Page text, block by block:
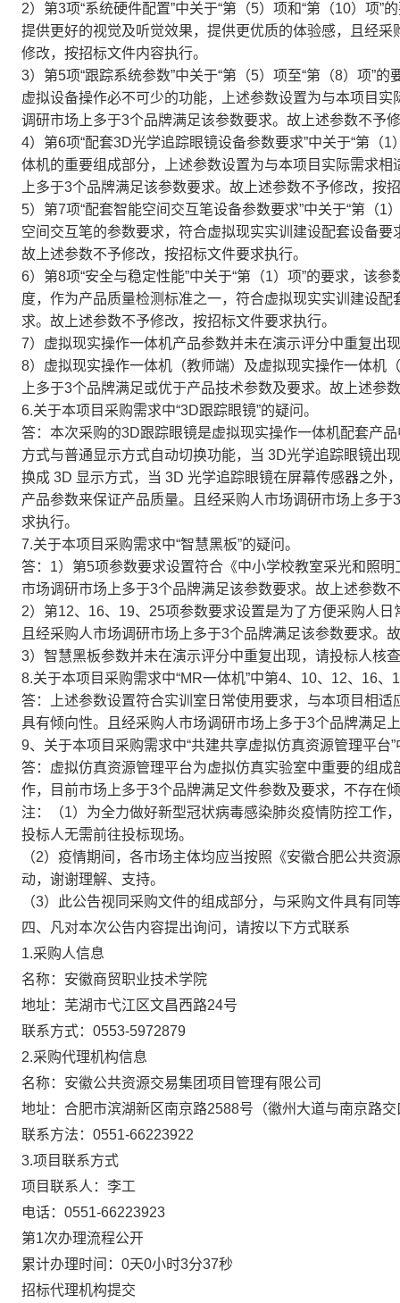
2）第3项“系统硬件配置”中关于“第（5）项和“第（10）项
提供更好的视觉及听觉效果，提供更优质的体验感，且经
修改，按招标文件内容执行。
3）第5项“跟踪系统参数”中关于“第（5）项至“第（8）项”
虚拟设备操作必不可少的功能，上述参数设置为与本项目
调研市场上多于3个品牌满足该参数要求。故上述参数不予
4）第6项“配套3D光学追踪眼镜设备参数要求”中关于“第（
体机的重要组成部分，上述参数设置为与本项目实际需求
上多于3个品牌满足该参数要求。故上述参数不予修改，按
5）第7项“配套智能空间交互笔设备参数要求”中关于“第（
空间交互笔的参数要求，符合虚拟现实实训建设配套设备
故上述参数不予修改，按招标文件要求执行。
6）第8项“安全与稳定性能”中关于“第（1）项”的要求，该
度，作为产品质量检测标准之一，符合虚拟现实实训建设
求。故上述参数不予修改，按招标文件要求执行。
7）虚拟现实操作一体机产品参数并未在演示评分中重复出
8）虚拟现实操作一体机（教师端）及虚拟现实操作一体机
上多于3个品牌满足或优于产品技术参数及要求。故上述参
6.关于本项目采购需求中“3D跟踪眼镜”的疑问。
答：本次采购的3D跟踪眼镜是虚拟现实操作一体机配套产
方式与普通显示方式自动切换功能，当 3D光学追踪眼镜出
换成 3D 显示方式，当 3D 光学追踪眼镜在屏幕传感器之外
产品参数来保证产品质量。且经采购人市场调研市场上多
求执行。
7.关于本项目采购需求中“智慧黑板”的疑问。
答：1）第5项参数要求设置符合《中小学校教室采光和照
市场调研市场上多于3个品牌满足该参数要求。故上述参数
2）第12、16、19、25项参数要求设置是为了方便采购人
且经采购人市场调研市场上多于3个品牌满足该参数要求。
3）智慧黑板参数并未在演示评分中重复出现，请投标人核
8.关于本项目采购需求中“MR一体机”中第4、10、12、16、
答：上述参数设置符合实训室日常使用要求，与本项目相
具有倾向性。且经采购人市场调研市场上多于3个品牌满足
9、关于本项目采购需求中“共建共享虚拟仿真资源管理平台
答：虚拟仿真资源管理平台为虚拟仿真实验室中重要的组
作，目前市场上多于3个品牌满足文件参数及要求，不存在
注：（1）为全力做好新型冠状病毒感染肺炎疫情防控工作
投标人无需前往投标现场。
（2）疫情期间，各市场主体均应当按照《安徽合肥公共
动，谢谢理解、支持。
（3）此公告视同采购文件的组成部分，与采购文件具有同
四、凡对本次公告内容提出询问，请按以下方式联系
1.采购人信息
名称：安徽商贸职业技术学院
地址：芜湖市弋江区文昌西路24号
联系方式：0553-5972879
2.采购代理机构信息
名称：安徽公共资源交易集团项目管理有限公司
地址：合肥市滨湖新区南京路2588号（徽州大道与南京路交
联系方法：0551-66223922
3.项目联系方式
项目联系人：李工
电话：0551-66223923
第1次办理流程公开
累计办理时间： 0天0小时3分37秒
招标代理机构提交